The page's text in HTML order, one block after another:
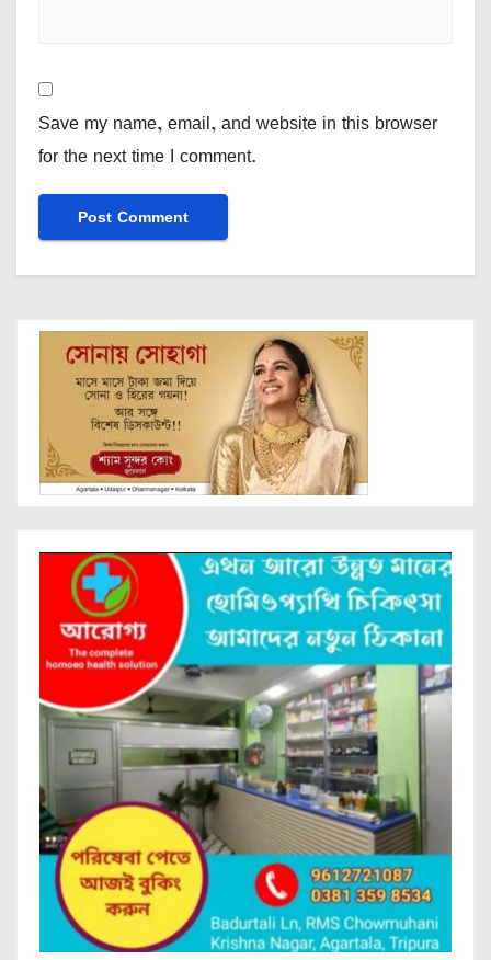
Save my name, email, and website in this browser
for the next time I comment.